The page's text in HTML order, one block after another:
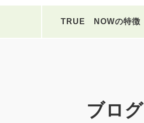
TRUE NOWの特徴
ブログ